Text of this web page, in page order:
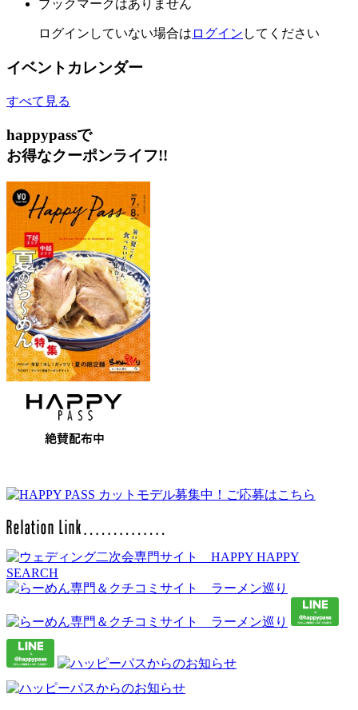
ブックマークはありません
ログインしていない場合は ログイン してください
イベントカレンダー
すべて見る
happypassで
お得なクーポンライフ!!